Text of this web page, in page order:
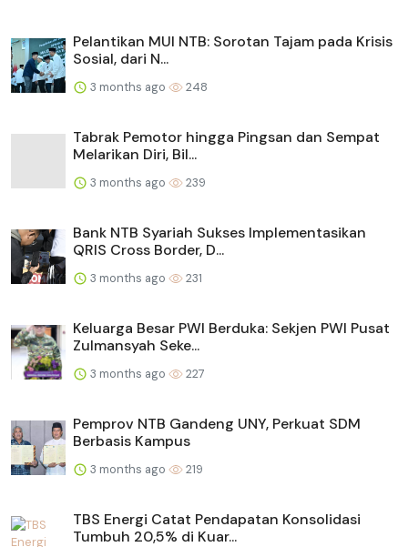
Pelantikan MUI NTB: Sorotan Tajam pada Krisis
Sosial, dari N...
3 months ago 248
Tabrak Pemotor hingga Pingsan dan Sempat
Melarikan Diri, Bil...
3 months ago 239
Bank NTB Syariah Sukses Implementasikan
QRIS Cross Border, D...
3 months ago 231
Keluarga Besar PWI Berduka: Sekjen PWI Pusat
Zulmansyah Seke...
3 months ago 227
Pemprov NTB Gandeng UNY, Perkuat SDM
Berbasis Kampus
3 months ago 219
TBS Energi Catat Pendapatan Konsolidasi
Tumbuh 20,5% di Kuar...